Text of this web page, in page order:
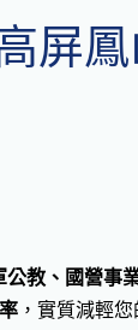
屏
公教、國營事
，實質減輕